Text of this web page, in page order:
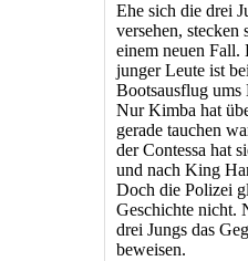
Ehe sich die drei
versehen, stecken
einem neuen Fall.
junger Leute ist
Bootsausflug ums
Nur Kimba hat
gerade tauchen
der Contessa hat
und nach King
Doch die Polizei
Geschichte nicht.
drei Jungs das
beweisen.